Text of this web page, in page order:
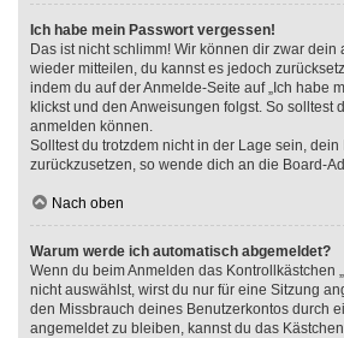
Ich habe mein Passwort vergessen!
Das ist nicht schlimm! Wir können dir zwar dein
wieder mitteilen, du kannst es jedoch
indem du auf der Anmelde-Seite auf „Ich habe
klickst und den Anweisungen folgst. So solltest
anmelden können.
Solltest du trotzdem nicht in der Lage sein, dein
zurückzusetzen, so wende dich an die Board-
Nach oben
Warum werde ich automatisch abgemeldet?
Wenn du beim Anmelden das Kontrollkästchen
nicht auswählst, wirst du nur für eine Sitzung
den Missbrauch deines Benutzerkontos durch
angemeldet zu bleiben, kannst du das